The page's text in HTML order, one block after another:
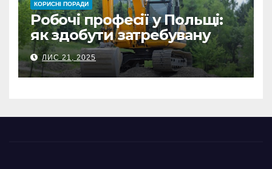
КОРИСНІ ПОРАДИ
Робочі професії у Польщі:
як здобути затребувану
спеціальність та заробляти
гідні гроші
ЛИС 21, 2025